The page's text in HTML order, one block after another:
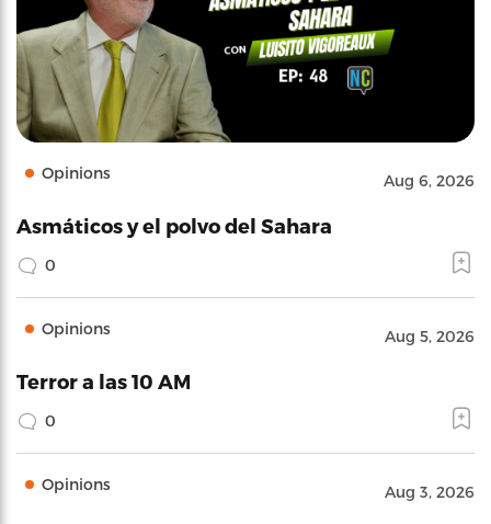
Opinions Aug 6, 2026
Asmáticos y el polvo del Sahara
0
Opinions Aug 5, 2026
Terror a las 10 AM
0
Opinions Aug 3, 2026